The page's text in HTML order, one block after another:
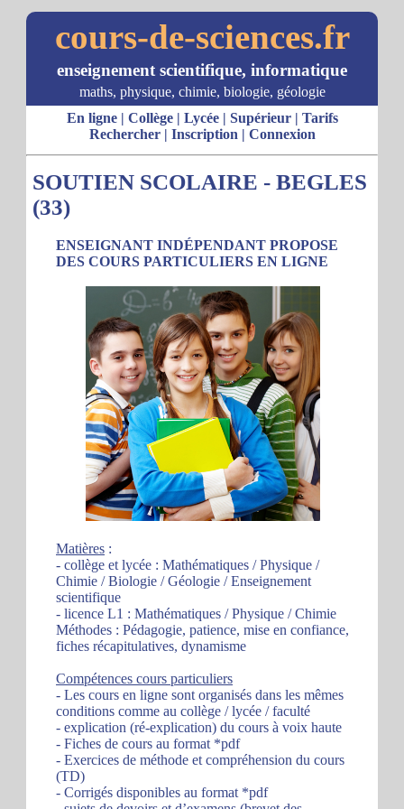
cours-de-sciences.fr
enseignement scientifique, informatique
maths, physique, chimie, biologie, géologie
En ligne| Collège| Lycée| Supérieur| Tarifs
Rechercher| Inscription | Connexion
SOUTIEN SCOLAIRE - BEGLES
(33)
ENSEIGNANT INDÉPENDANT PROPOSE
DES COURS PARTICULIERS EN LIGNE
Matières :
- collège et lycée : Mathématiques / Physique /
Chimie / Biologie / Géologie / Enseignement
scientifique
- licence L1 : Mathématiques / Physique / Chimie
Méthodes : Pédagogie, patience, mise en confiance,
fiches récapitulatives, dynamisme
Compétences cours particuliers
- Les cours en ligne sont organisés dans les mêmes
conditions comme au collège / lycée / faculté
- explication (ré-explication) du cours à voix haute
- Fiches de cours au format *pdf
- Exercices de méthode et compréhension du cours
(TD)
- Corrigés disponibles au format *pdf